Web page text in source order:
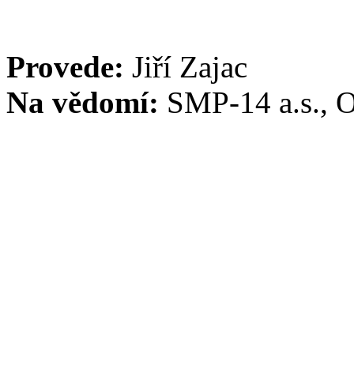
Provede: Jiří Zajac
Na vědomí: SMP-14 a.s.,